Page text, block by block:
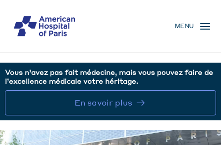
contenu
MENU
MOBILE
MENU
Vous n’avez pas fait médecine, mais vous pouvez faire de
l’excellence médicale votre héritage.
En savoir plus